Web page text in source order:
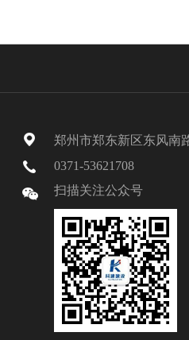
郑州市郑东新区东风南
0371-53621708
扫描关注公众号